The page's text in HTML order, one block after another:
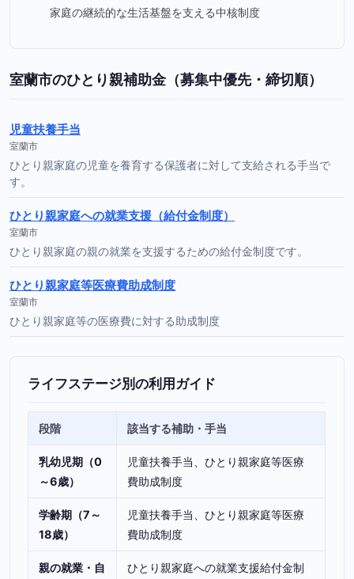
家庭の継続的な生活基盤を支える中核制度
室蘭市のひとり親補助金（募集中優先・締切順）
児童扶養手当
室蘭市
ひとり親家庭の児童を養育する保護者に対して支給される手当で
す。
ひとり親家庭への就業支援（給付金制度）
室蘭市
ひとり親家庭の親の就業を支援するための給付金制度です。
ひとり親家庭等医療費助成制度
室蘭市
ひとり親家庭等の医療費に対する助成制度
ライフステージ別の利用ガイド
段階 該当する補助・手当
乳幼児期（0
～6歳）
児童扶養手当、ひとり親家庭等医療
費助成制度
学齢期（7～
18歳）
児童扶養手当、ひとり親家庭等医療
費助成制度
親の就業・自
ひとり親家庭への就業支援給付金制